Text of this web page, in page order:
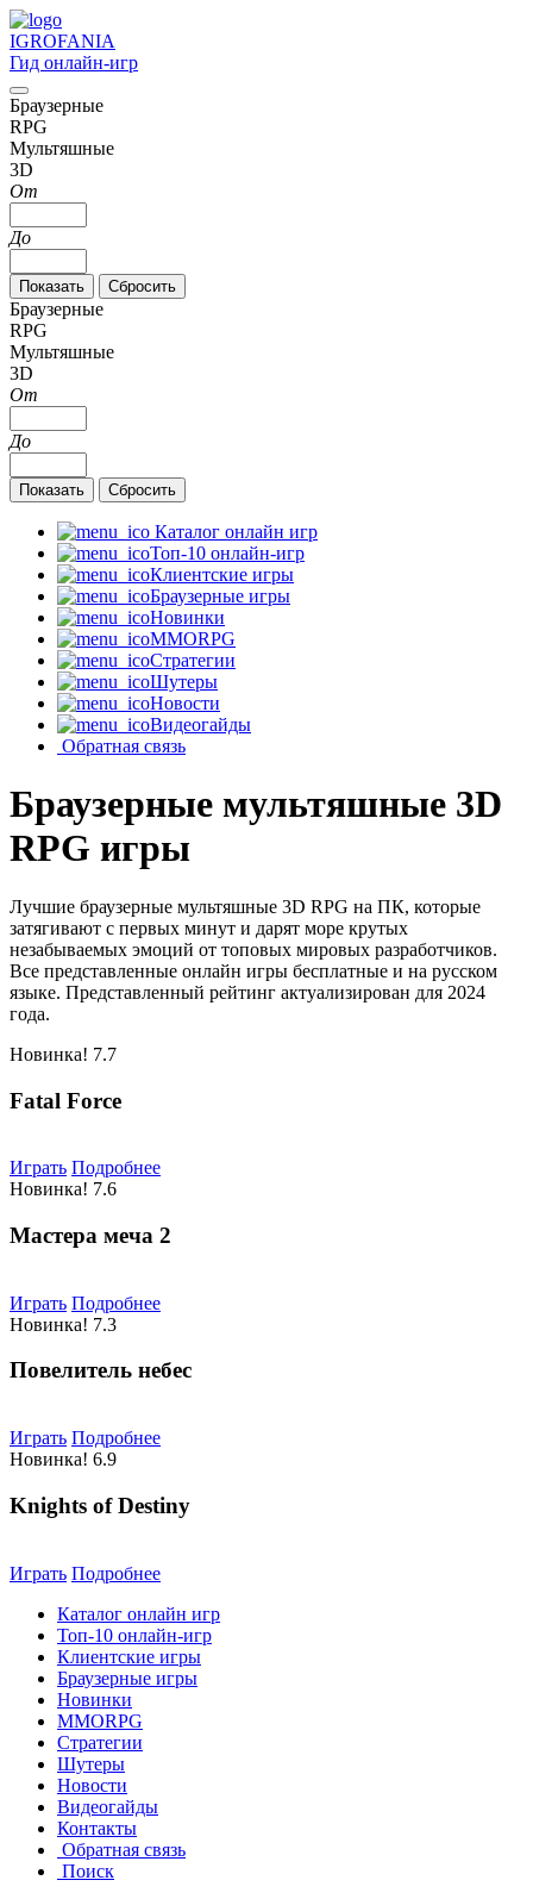
IGROFANIA
Гид онлайн-игр
Браузерные
RPG
Мультяшные
3D
От
До
Браузерные
RPG
Мультяшные
3D
От
До
Каталог онлайн игр
Топ-10 онлайн-игр
Клиентские игры
Браузерные игры
Новинки
MMORPG
Стратегии
Шутеры
Новости
Видеогайды
Обратная связь
Браузерные мультяшные 3D
RPG игры
Лучшие браузерные мультяшные 3D RPG на ПК, которые
затягивают с первых минут и дарят море крутых
незабываемых эмоций от топовых мировых разработчиков.
Все представленные онлайн игры бесплатные и на русском
языке. Представленный рейтинг актуализирован для 2024
года.
Новинка! 7.7
Fatal Force
Играть Подробнее
Новинка! 7.6
Мастера меча 2
Играть Подробнее
Новинка! 7.3
Повелитель небес
Играть Подробнее
Новинка! 6.9
Knights of Destiny
Играть Подробнее
Каталог онлайн игр
Топ-10 онлайн-игр
Клиентские игры
Браузерные игры
Новинки
MMORPG
Стратегии
Шутеры
Новости
Видеогайды
Контакты
Обратная связь
Поиск